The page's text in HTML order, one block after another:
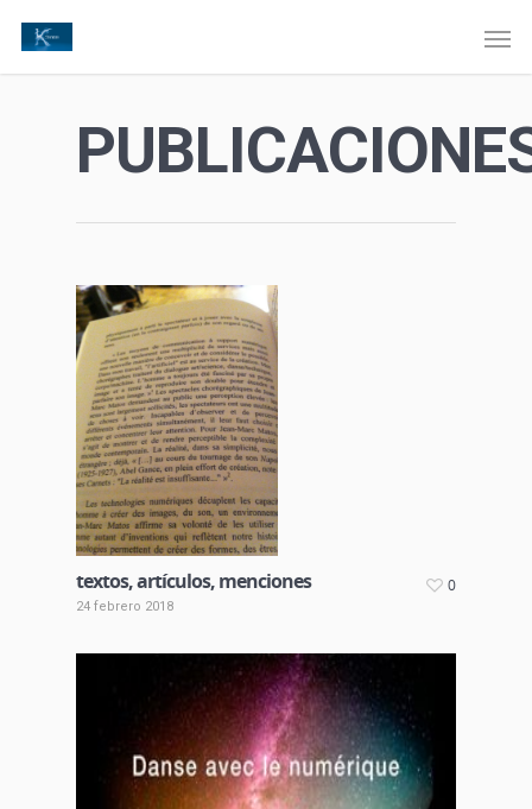
textos, artículos, menciones
24 febrero 2018
0